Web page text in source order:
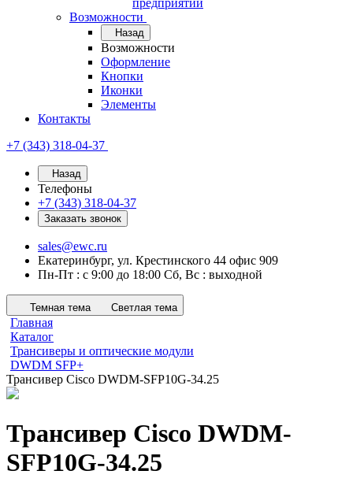
предприятий
Возможности
Назад
Возможности
Оформление
Кнопки
Иконки
Элементы
Контакты
+7 (343) 318-04-37
Назад
Телефоны
+7 (343) 318-04-37
Заказать звонок
sales@ewc.ru
Екатеринбург, ул. Крестинского 44 офис 909
Пн-Пт : с 9:00 до 18:00 Сб, Вс : выходной
Темная тема Светлая тема
Главная
Каталог
Трансиверы и оптические модули
DWDM SFP+
Трансивер Cisco DWDM-SFP10G-34.25
Трансивер Cisco DWDM-
SFP10G-34.25